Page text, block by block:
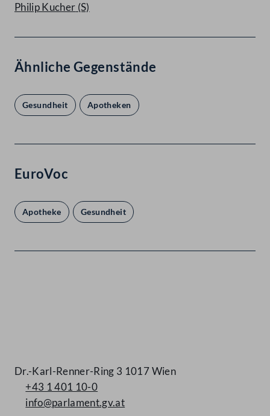
Philip Kucher (S)
Ähnliche Gegenstände
Gesundheit Apotheken
EuroVoc
Apotheke Gesundheit
Dr.-Karl-Renner-Ring 3 1017 Wien
+43 1 401 10-0
info@parlament.gv.at